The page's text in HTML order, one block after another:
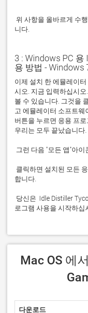
니다.
3 : Windows PC 용
용 방법 - Windows
이제 설치 한 에뮬레이
시오. 지금 입력하십시오
볼 수 있습니다. 그것을
고 에뮬레이터 소프트웨
버튼을 누르면 응용 프
로그램 사용을 시작하십
다운로드